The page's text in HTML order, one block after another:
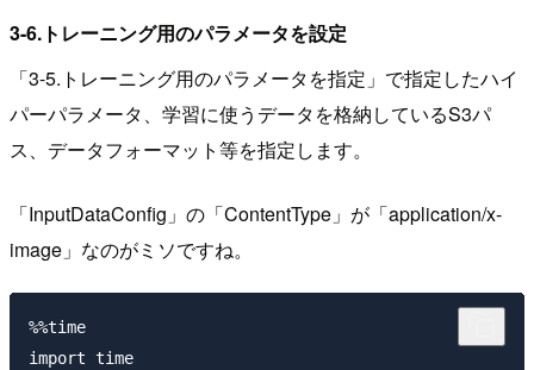
3-6.トレーニング用のパラメータを設定
「3-5.トレーニング用のパラメータを指定」で指定したハイ
パーパラメータ、学習に使うデータを格納しているS3パ
ス、データフォーマット等を指定します。
「InputDataConfig」の「ContentType」が「application/x-
image」なのがミソですね。
%%time
import time